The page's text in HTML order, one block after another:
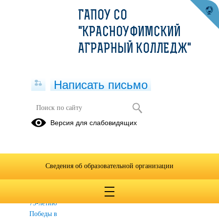
МЕРОПРИЯТИЯ
"Маршруты
Победы",
75-летию
Победы в
ГАПОУ СО
"КРАСНОУФИМСКИЙ
АГРАРНЫЙ КОЛЛЕДЖ"
Написать письмо
Версия для слабовидящих
Сведения об образовательной организации